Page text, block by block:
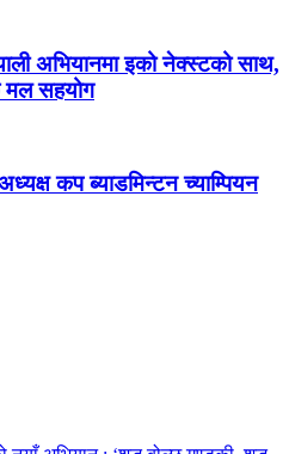
अभियानमा इको नेक्स्टको साथ,
मल सहयोग
कप ब्याडमिन्टन च्याम्पियन